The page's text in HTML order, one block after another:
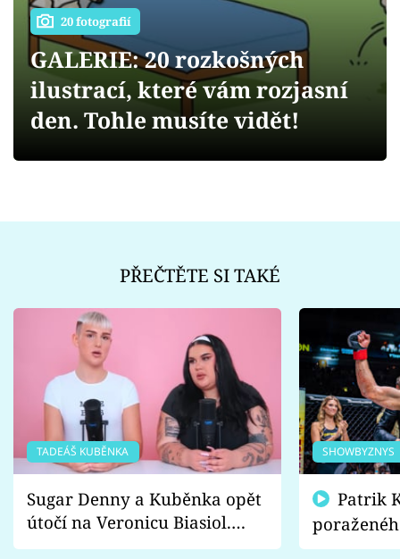
Videa
Sledujte prima+
20 fotografií
GALERIE: 20 rozkošných
ilustrací, které vám rozjasní
den. Tohle musíte vidět!
PŘEČTĚTE SI TAKÉ
TADEÁŠ KUBĚNKA
Sugar Denny a Kuběnka opět
útočí na Veronicu Biasiol.
Proč je podle nich falešná a
SHOWBYZNYS
fanoušci